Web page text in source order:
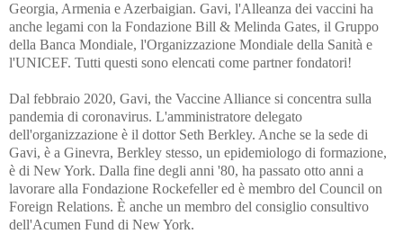
Georgia, Armenia e Azerbaigian. Gavi, l'Alleanza dei vaccini ha
anche legami con la Fondazione Bill & Melinda Gates, il Gruppo
della Banca Mondiale, l'Organizzazione Mondiale della Sanità e
l'UNICEF. Tutti questi sono elencati come partner fondatori!
Dal febbraio 2020, Gavi, the Vaccine Alliance si concentra sulla
pandemia di coronavirus. L'amministratore delegato
dell'organizzazione è il dottor Seth Berkley. Anche se la sede di
Gavi, è a Ginevra, Berkley stesso, un epidemiologo di formazione,
è di New York. Dalla fine degli anni '80, ha passato otto anni a
lavorare alla Fondazione Rockefeller ed è membro del Council on
Foreign Relations. È anche un membro del consiglio consultivo
dell'Acumen Fund di New York.